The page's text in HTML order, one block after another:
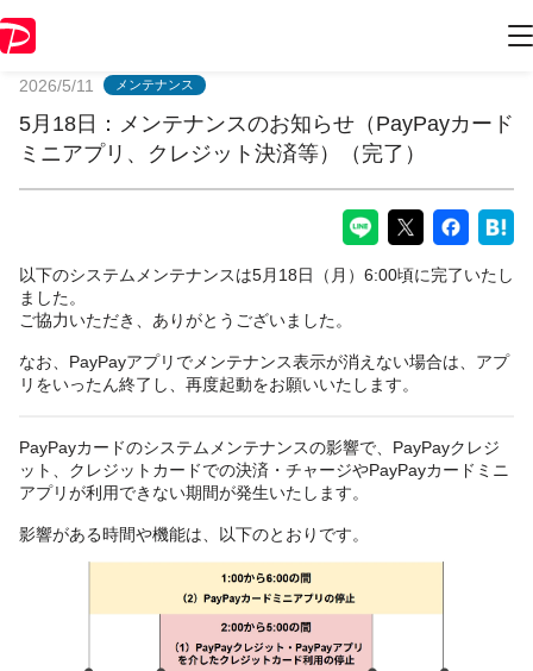
2026/5/11 メンテナンス
5月18日：メンテナンスのお知らせ（PayPayカード
ミニアプリ、クレジット決済等）（完了）
以下のシステムメンテナンスは5月18日（月）6:00頃に完了いたし
ました。
ご協力いただき、ありがとうございました。
なお、PayPayアプリでメンテナンス表示が消えない場合は、アプ
リをいったん終了し、再度起動をお願いいたします。
PayPayカードのシステムメンテナンスの影響で、PayPayクレジ
ット、クレジットカードでの決済・チャージやPayPayカードミニ
アプリが利用できない期間が発生いたします。
影響がある時間や機能は、以下のとおりです。